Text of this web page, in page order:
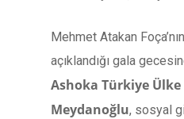
Mehmet Atakan
açıklandığı gala
Ashoka Türkiye
Meydanoğlu, sosyal